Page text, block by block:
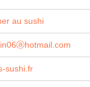
au sushi
sushi.fr